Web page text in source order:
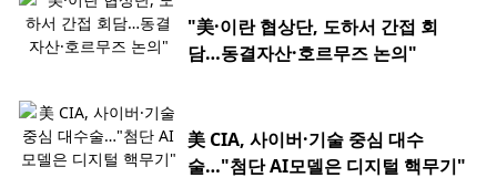
"美·이란 협상단, 도하서 간접 회
담…동결자산·호르무즈 논의"
美 CIA, 사이버·기술 중심 대수
술…"첨단 AI모델은 디지털 핵무기"